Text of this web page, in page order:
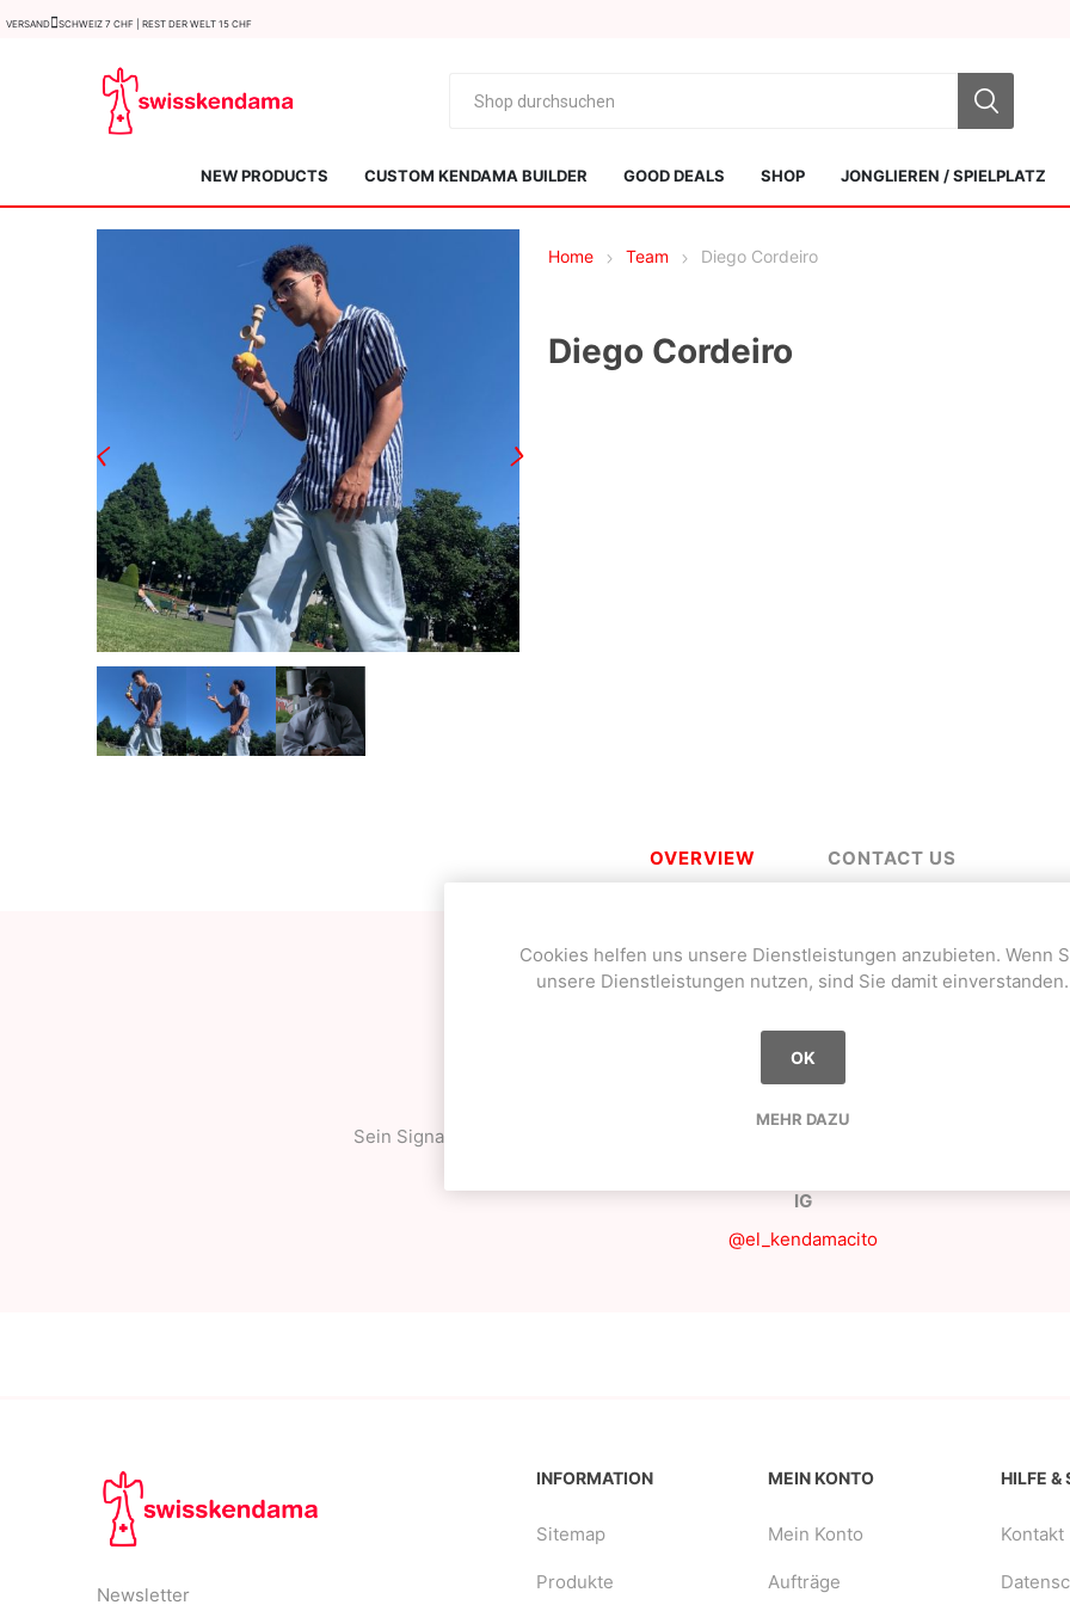
Versand Schweiz 7 CHF | Rest der Welt 15 CHF
NEW PRODUCTS CUSTOM KENDAMA BUILDER GOOD DEALS SHOP JONGLIEREN / SPIELPLATZ
KROM
OKendama Terra Kendama
V-CUBE Juggle Dream
Home Team Diego Cordeiro
Diego Cordeiro
OVERVIEW CONTACT US
2003, von Lausanne, spielt seit Oktober 2021
Spezialgebiete
Sein Signature Trick ist der Juggle Ghost Lighthouse. Er trainiert jede Variation mit
IG
@el_kendamacito
Newsletter
INFORMATION
Sitemap
Produkte
MEIN KONTO
Mein Konto
Aufträge
HILFE &
Kontakt
Cookies helfen uns unsere Dienstleistungen anzubieten. Wenn
unsere Dienstleistungen nutzen, sind Sie damit einverstanden.
OK
MEHR DAZU